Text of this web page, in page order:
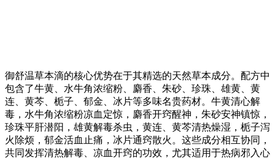
御舒温草本滴的核心优势在于其精选的天然草本成分。配方中
包含了牛黄、水牛角浓缩粉、麝香、朱砂、珍珠、雄黄、黄
连、黄芩、栀子、郁金、冰片等多味名贵药材。牛黄清心解
毒，水牛角浓缩粉凉血定惊，麝香开窍醒神，朱砂安神镇惊，
珍珠平肝潜阳，雄黄解毒杀虫，黄连、黄芩清热燥湿，栀子泻
火除烦，郁金活血止痛，冰片通窍散火。这些成分相互协同，
共同发挥清热解毒、凉血开窍的功效，尤其适用于热病邪入心